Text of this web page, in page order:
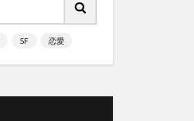
SF 恋愛